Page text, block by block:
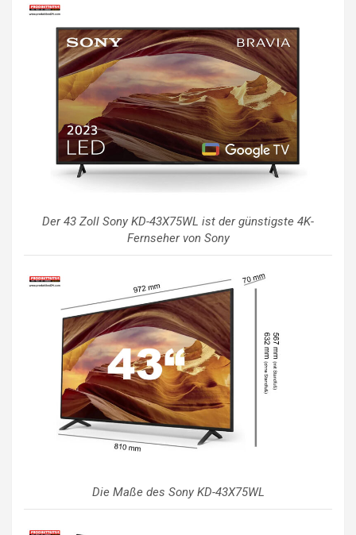
Der 43 Zoll Sony KD-43X75WL ist der günstigste 4K-
Fernseher von Sony
Die Maße des Sony KD-43X75WL